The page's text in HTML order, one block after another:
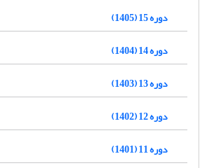
دوره 15 (1405)
دوره 14 (1404)
دوره 13 (1403)
دوره 12 (1402)
دوره 11 (1401)